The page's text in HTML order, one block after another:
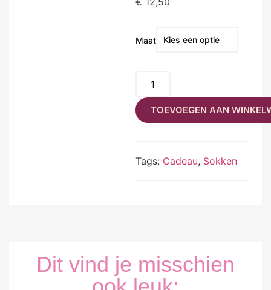
Maat
TOEVOEGEN AAN
Tags: Cadeau, Sokken
Dit vind je misschien